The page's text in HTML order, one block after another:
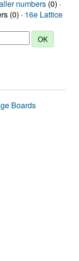
numbers (0) ·
(0) · 16e Lattice
Boards